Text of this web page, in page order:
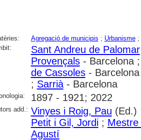
Agregació de municipis ; Urbanisme;
Sant Andreu de Palomar
Provençals- Barcelona
de Cassoles-
; Sarrià- Barcelona
1897 - 1921; 2022
add.: Vinyes i Roig, Pau
Petit i Gil, Jordi; Mestre
Agustí